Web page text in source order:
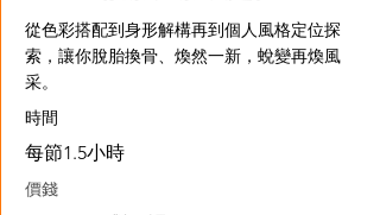
從色彩搭配到身形解構再到個人風格定位探
索，讓你脫胎換骨、煥然一新，蛻變再煥風
采。
​時間
每節1.5小時
價錢